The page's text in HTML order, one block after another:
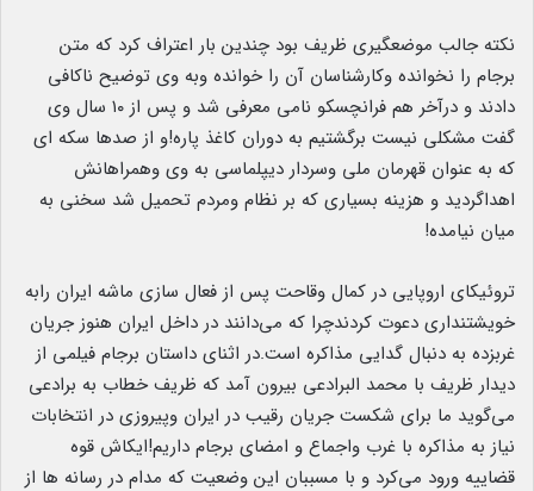
نکته جالب موضعگیری ظریف بود چندین بار اعتراف کرد که متن
برجام را نخوانده وکارشناسان آن را خوانده وبه وی توضیح ناکافی
دادند و درآخر هم فرانچسکو نامی معرفی شد و پس از ۱۰ سال وی
گفت مشکلی نیست برگشتیم به دوران کاغذ پاره!و از صدها سکه ای
که به عنوان قهرمان ملی وسردار دیپلماسی به وی وهمراهانش
اهداگردید و هزینه بسیاری که بر نظام ومردم تحمیل شد سخنی به
میان نیامده!
تروئیکای اروپایی در کمال وقاحت پس از فعال سازی ماشه ایران رابه
خویشتنداری دعوت کردندچرا که می‌دانند در داخل ایران هنوز جریان
غربزده به دنبال گدایی مذاکره است.در اثنای داستان برجام فیلمی از
دیدار ظریف با محمد البرادعی بیرون آمد که ظریف خطاب به برادعی
می‌گوید ما برای شکست جریان رقیب در ایران وپیروزی در انتخابات
نیاز به مذاکره با غرب واجماع و امضای برجام داریم!ایکاش قوه
قضاییه ورود می‌کرد و با مسببان این وضعیت که مدام در رسانه ها از